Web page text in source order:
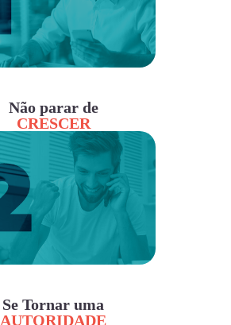
Não parar de
CRESCER
Se Tornar uma
AUTORIDADE